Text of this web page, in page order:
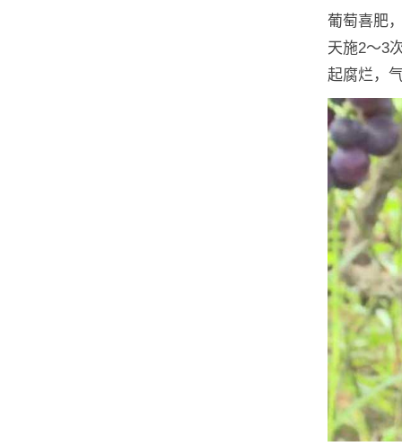
葡萄喜肥
天施2～3
起腐烂，